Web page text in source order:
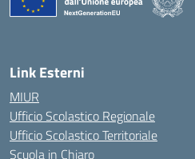
Link Esterni
MIUR
Ufficio Scolastico Regionale
Ufficio Scolastico Territoriale
Scuola in Chiaro